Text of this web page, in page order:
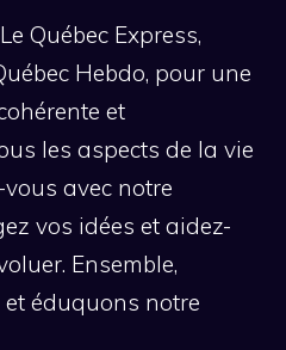
Québec Express,
Hebdo, pour une
et
les aspects de la vie
avec notre
vos idées et aidez-
Ensemble,
éduquons notre